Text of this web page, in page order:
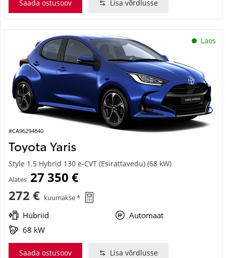
Saada ostusoov Lisa võrdlusse
Laos
#CA96294840
Toyota Yaris
Style 1.5 Hybrid 130 e-CVT (Esirattavedu) (68 kW)
Alates 27 350 €
272 € kuumakse *
Hübriid
Automaat
68 kW
Saada ostusoov Lisa võrdlusse